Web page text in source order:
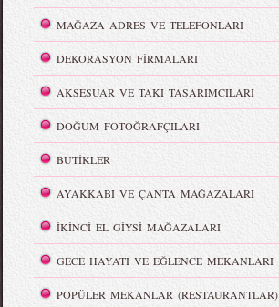
MAĞAZA ADRES VE TELEFONLARI
DEKORASYON FİRMALARI
AKSESUAR VE TAKI TASARIMCILARI
DOĞUM FOTOĞRAFÇILARI
BUTİKLER
AYAKKABI VE ÇANTA MAĞAZALARI
İKİNCİ EL GİYSİ MAĞAZALARI
GECE HAYATI VE EĞLENCE MEKANLARI
POPÜLER MEKANLAR (RESTAURANTLAR)